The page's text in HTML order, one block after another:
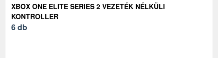
XBOX ONE ELITE SERIES 2 VEZETÉK NÉLKÜLI
KONTROLLER
6 db